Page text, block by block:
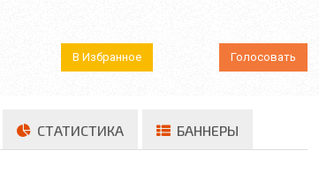
В Избранное Голосовать
СТАТИСТИКА БАННЕРЫ